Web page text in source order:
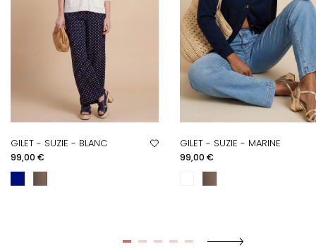
GILET - SUZIE - BLANC
Prix
99,00 €
GILET - SUZIE - MARINE
Prix
99,00 €